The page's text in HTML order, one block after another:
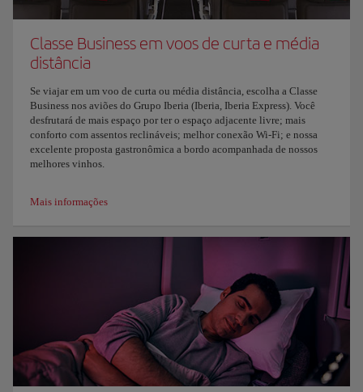
Classe Business em voos de curta e média
distância
Se viajar em um voo de curta ou média distância, escolha a Classe
Business nos aviões do Grupo Iberia (Iberia, Iberia Express). Você
desfrutará de mais espaço por ter o espaço adjacente livre; mais
conforto com assentos reclináveis; melhor conexão Wi-Fi; e nossa
excelente proposta gastronômica a bordo acompanhada de nossos
melhores vinhos.
Mais informações